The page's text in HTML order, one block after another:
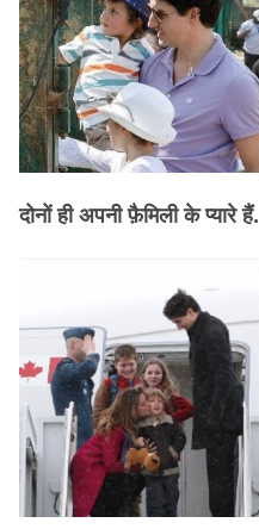
दोनों ही अपनी फ़ैमिली के प्यारे हैं.